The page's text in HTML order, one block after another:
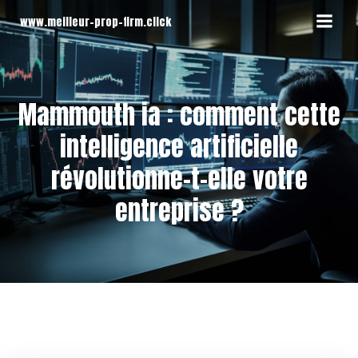
contenu
www.meilleur-prop-firm.click
Mammouth ia : comment cette
intelligence artificielle
révolutionne-t-elle votre
entreprise ?